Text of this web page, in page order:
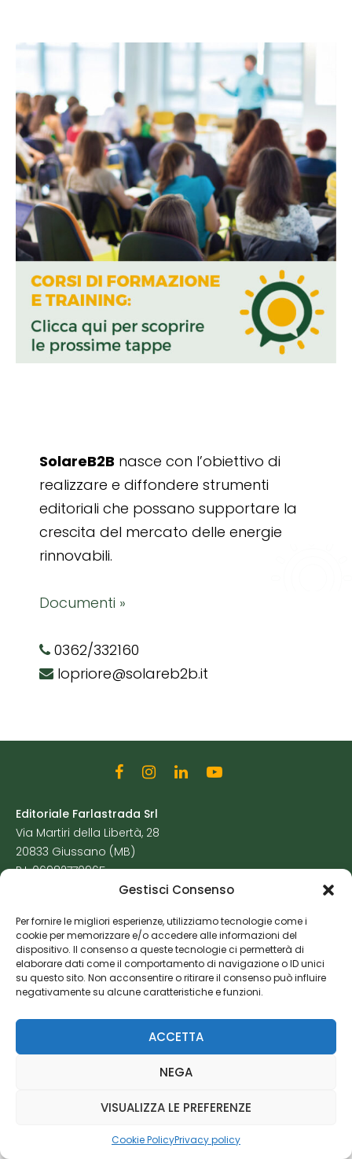
Gestisci Consenso
Per fornire le migliori esperienze, utilizziamo tecnologie come i
cookie per memorizzare e/o accedere alle informazioni del
dispositivo. Il consenso a queste tecnologie ci permetterà di
elaborare dati come il comportamento di navigazione o ID unici
su questo sito. Non acconsentire o ritirare il consenso può influire
negativamente su alcune caratteristiche e funzioni.
ACCETTA
NEGA
VISUALIZZA LE PREFERENZE
Cookie PolicyPrivacy policy
SolareB2B nasce con l’obiettivo di
realizzare e diffondere strumenti
editoriali che possano supportare la
crescita del mercato delle energie
rinnovabili.
Documenti »
0362/332160
lopriore@solareb2b.it
Editoriale Farlastrada Srl
Via Martiri della Libertà, 28
20833 Giussano (MB)
P.I. 06982770965
Cookie Policy
Risorse Aggiuntive